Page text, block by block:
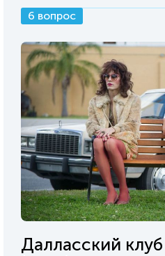
6 вопрос
Далласский